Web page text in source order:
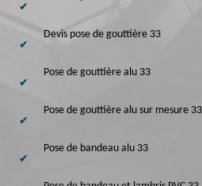
Devis pose de gouttière 33
Pose de gouttière alu 33
Pose de gouttière alu sur mesure 33
Pose de bandeau alu 33